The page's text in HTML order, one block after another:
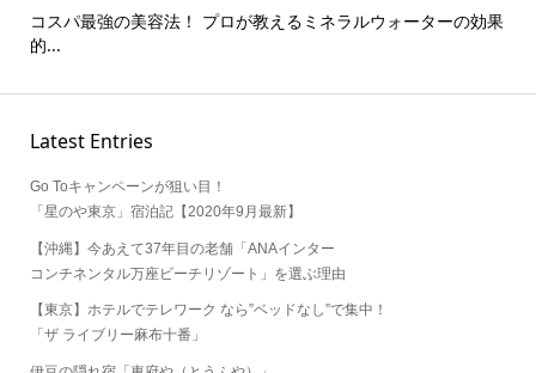
コスパ最強の美容法！ プロが教えるミネラルウォーターの効果
的...
【
Latest Entries
Go Toキャンペーンが狙い目！
「星のや東京」宿泊記【2020年9月最新】
【沖縄】今あえて37年目の老舗「ANAインター
コンチネンタル万座ビーチリゾート」を選ぶ理由
【東京】ホテルでテレワーク なら”ベッドなし”で集中！
「ザ ライブリー麻布十番」